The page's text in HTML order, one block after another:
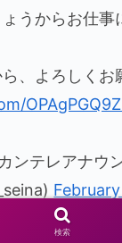
うからお仕事
、よろしくお
ンテレアナウ
検索